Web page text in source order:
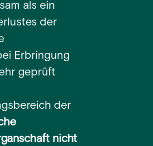
als ein
der
Erbringung
geprüft
der
nicht